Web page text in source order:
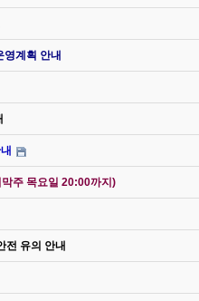
계획 안내
주 목요일 20:00까지)
전 유의 안내